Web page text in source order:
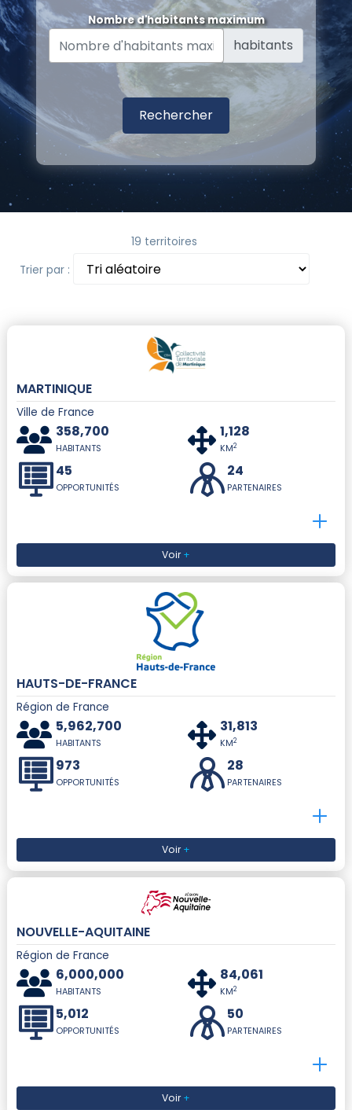
Nombre d'habitants maximum
habitants
19 territoires
Trier par :
MARTINIQUE
Ville de France
358,700
HABITANTS
1,128
KM2
45
OPPORTUNITÉS
24
PARTENAIRES
Voir+
HAUTS-DE-FRANCE
Région de France
5,962,700
HABITANTS
31,813
KM2
973
OPPORTUNITÉS
28
PARTENAIRES
Voir+
NOUVELLE-AQUITAINE
Région de France
6,000,000
HABITANTS
84,061
KM2
5,012
OPPORTUNITÉS
50
PARTENAIRES
Voir+